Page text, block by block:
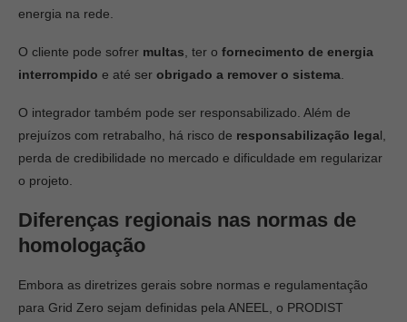
energia na rede.
O cliente pode sofrer multas , ter o fornecimento de energia
interrompido e até ser obrigado a remover o sistema
O integrador também pode ser responsabilizado. Além de
prejuízos com retrabalho, há risco de responsabilização legal,
perda de credibilidade no mercado e dificuldade em regularizar
o projeto.
Diferenças regionais nas normas de
homologação
Embora as diretrizes gerais sobre normas e regulamentação
para Grid Zero sejam definidas pela ANEEL, o PRODIST